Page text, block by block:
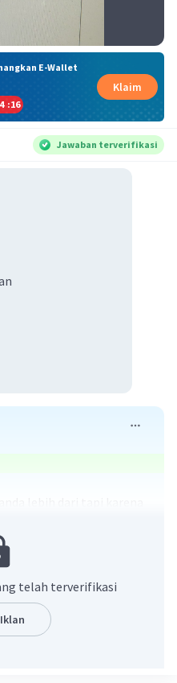
E-Wallet
:16
Klaim
Jawaban terverifikasi
perubahan tanda
dari dulu, baru dikaliin
persamaan sesuai
telah terverifikasi